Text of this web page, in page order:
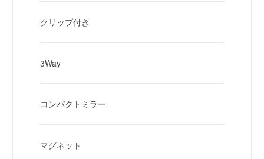
クリップ付き
3Way
コンパクトミラー
マグネット